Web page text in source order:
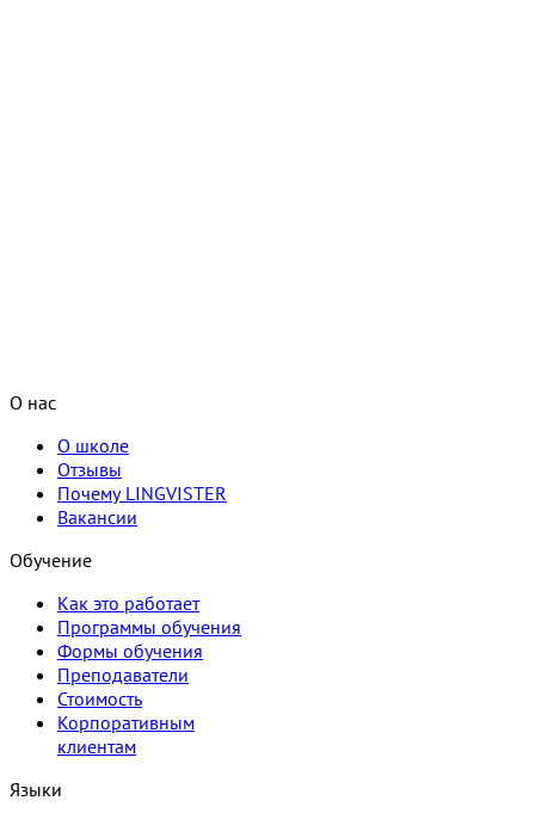
О нас
О школе
Отзывы
Почему LINGVISTER
Вакансии
Обучение
Как это работает
Программы обучения
Формы обучения
Преподаватели
Стоимость
Корпоративным
клиентам
Языки